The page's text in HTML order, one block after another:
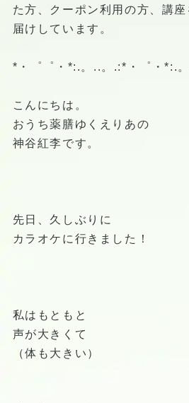
た方、クーポン利用の方、講
届けしています。
*・゜゜・*:.。..。.:*・゜・*:.
こんにちは。
おうち薬膳ゆくえりあの
神谷紅李です。
先日、久しぶりに
カラオケに行きました！
私はもともと
声が大きくて
（体も大きい）